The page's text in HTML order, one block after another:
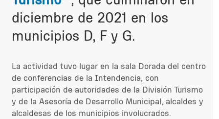
diciembre de 2021 en los
municipios D, F y G.
La actividad tuvo lugar en la sala Dorada del centro
de conferencias de la Intendencia, con
participación de autoridades de la División Turismo
y de la Asesoría de Desarrollo Municipal, alcaldes y
alcaldesas de los municipios involucrados.